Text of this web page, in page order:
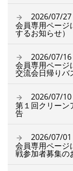
2026/07/27
会員専用ページ
するお知らせ）
2026/07/16
会員専用ページ
交流会日帰りバ
2026/07/10
第１回クリーン
告
2026/07/01
会員専用ページ
戦参加者募集の